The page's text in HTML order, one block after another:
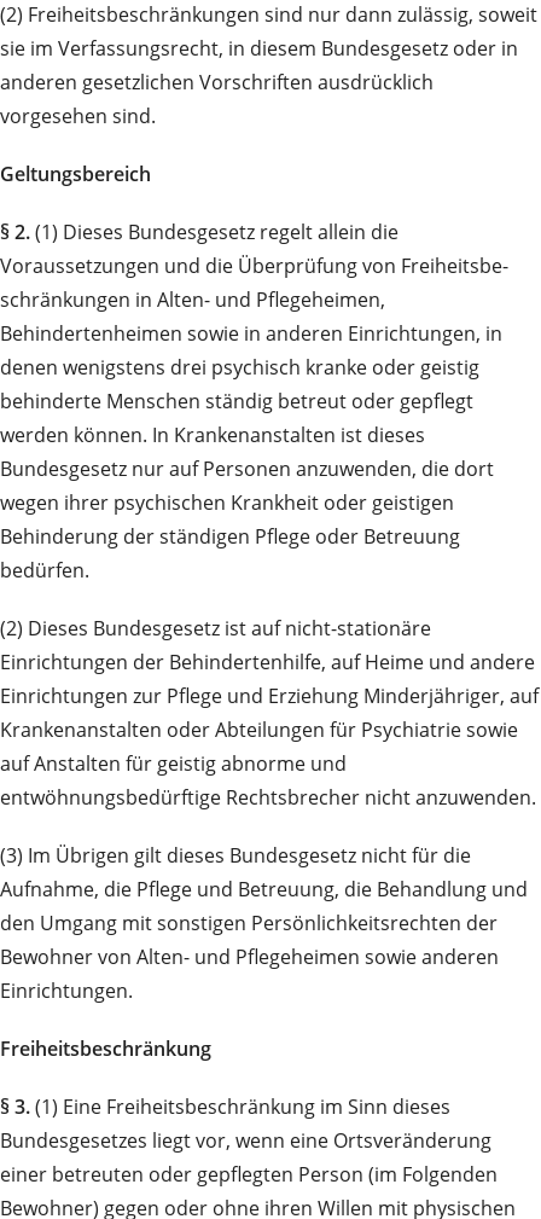
(2) Freiheitsbeschränkungen sind nur dann zulässig, soweit
sie im Verfassungs­recht, in diesem Bundes­gesetz oder in
anderen gesetzlichen Vorschriften ausdrücklich
vorgesehen sind.
Geltungsbereich
§ 2.(1) Dieses Bundesgesetz regelt allein die
Voraussetzungen und die Überprüfung von Freiheits­be­
schrän­kungen in Alten- und Pflegeheimen,
Behindertenheimen sowie in anderen Einrichtungen, in
denen wenigstens drei psychisch kranke oder geistig
behinderte Men­schen ständig betreut oder gepflegt
werden können. In Kran­ken­­anstalten ist dieses
Bundesgesetz nur auf Personen an­zu­wenden, die dort
wegen ihrer psychischen Krank­heit oder geistigen
Behinderung der ständigen Pflege oder Betreuung
bedürfen.
(2) Dieses Bundesgesetz ist auf nicht-stationäre
Einrichtungen der Behindertenhilfe, auf Heime und andere
Einrichtungen zur Pflege und Erziehung Min­derjähriger, auf
Krankenanstalten oder Abteilungen für Psychiatrie sowie
auf Anstalten für geistig abnorme und
entwöhnungsbedürftige Rechtsbrecher nicht an­zu­wenden.
(3) Im Übrigen gilt dieses Bundesgesetz nicht für die
Aufnahme, die Pflege und Betreuung, die Behandlung und
den Umgang mit sonstigen Persönlichkeitsrechten der
Bewohner von Alten- und Pflegeheimen sowie anderen
Einrichtungen.
Freiheitsbeschränkung
§ 3.(1) Eine Freiheitsbeschränkung im Sinn dieses
Bundesgesetzes liegt vor, wenn eine Ortsver­än­de­run­g
einer betreuten oder gepflegten Person (im Folgenden
Bewohner) gegen oder ohne ihren Willen mit physischen